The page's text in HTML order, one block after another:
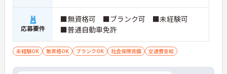
応募要件
■無資格可 ■ブランク可 ■未経験可
■普通自動車免許
未経験OK 無資格OK ブランクOK 社会保険完備 交通費支給